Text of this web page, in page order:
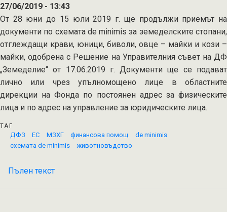
27/06/2019 - 13:43
От 28 юни до 15 юли 2019 г. ще продължи приемът на
документи по схемата de minimis за земеделските стопани,
отглеждащи крави, юници, биволи, овце – майки и кози –
майки, одобрена с Решение на Управителния съвет на ДФ
„Земеделие“ от 17.06.2019 г. Документи ще се подават
лично или чрез упълномощено лице в областните
дирекции на Фонда по постоянен адрес за физическите
лица и по адрес на управление за юридическите лица.
ТАГ
ДФЗ
ЕС МЗХГ финансова помощ
de minimis
схемата de minimis
животновъдство
Пълен текст